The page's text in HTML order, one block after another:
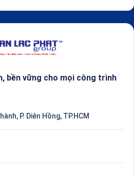
bền vững cho mọi công trình
P. Diên Hồng, TP.HCM